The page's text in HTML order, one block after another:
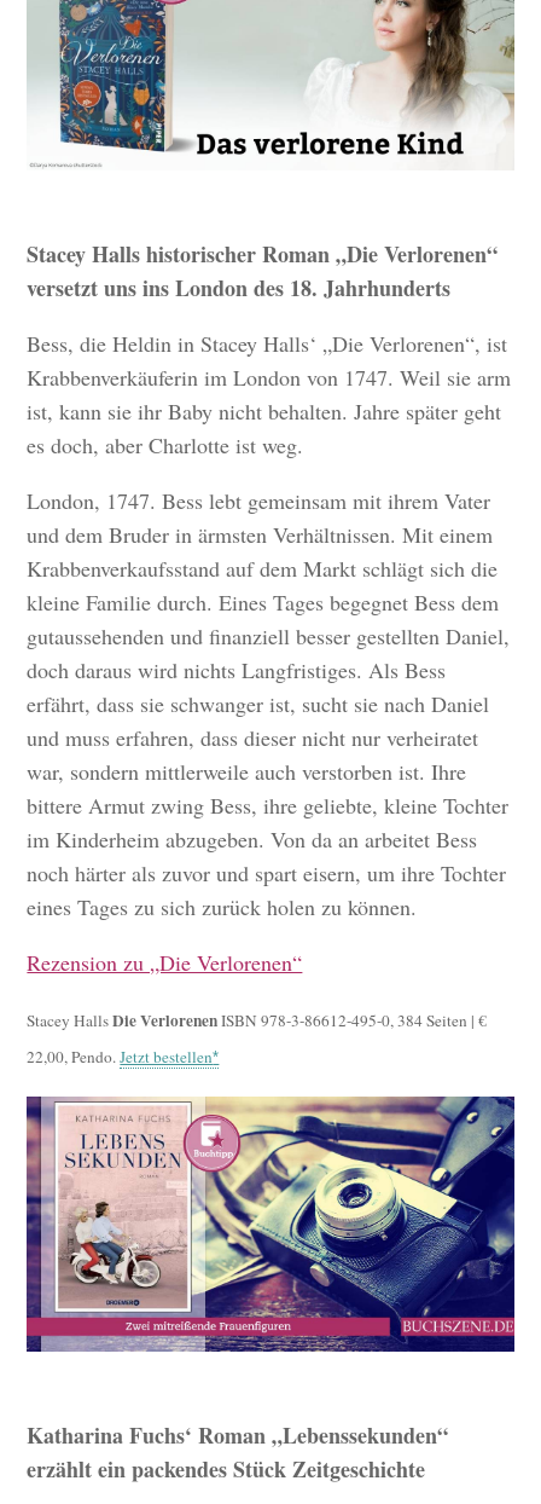
Stacey Halls historischer Roman „Die Verlorenen“
versetzt uns ins London des 18. Jahrhunderts
Bess, die Heldin in Stacey Halls‘ „Die Verlorenen“, ist
Krabbenverkäuferin im London von 1747. Weil sie arm
ist, kann sie ihr Baby nicht behalten. Jahre später geht
es doch, aber Charlotte ist weg.
London, 1747. Bess lebt gemeinsam mit ihrem Vater
und dem Bruder in ärmsten Verhältnissen. Mit einem
Krabbenverkaufsstand auf dem Markt schlägt sich die
kleine Familie durch. Eines Tages begegnet Bess dem
gutaussehenden und finanziell besser gestellten Daniel,
doch daraus wird nichts Langfristiges. Als Bess
erfährt, dass sie schwanger ist, sucht sie nach Daniel
und muss erfahren, dass dieser nicht nur verheiratet
war, sondern mittlerweile auch verstorben ist. Ihre
bittere Armut zwing Bess, ihre geliebte, kleine Tochter
im Kinderheim abzugeben. Von da an arbeitet Bess
noch härter als zuvor und spart eisern, um ihre Tochter
eines Tages zu sich zurück holen zu können.
Rezension zu „Die Verlorenen“
Stacey HallsDie VerlorenenISBN 978-3-86612-495-0, 384 Seiten | €
22,00, Pendo.Jetzt bestellen
Katharina Fuchs‘ Roman „Lebenssekunden“
erzählt ein packendes Stück Zeitgeschichte